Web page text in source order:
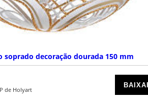
de Holyart
soprado decoração dourada 150 mm